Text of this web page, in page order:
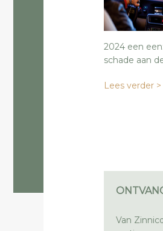
2024 een
schade aan
Lees verder >
Van